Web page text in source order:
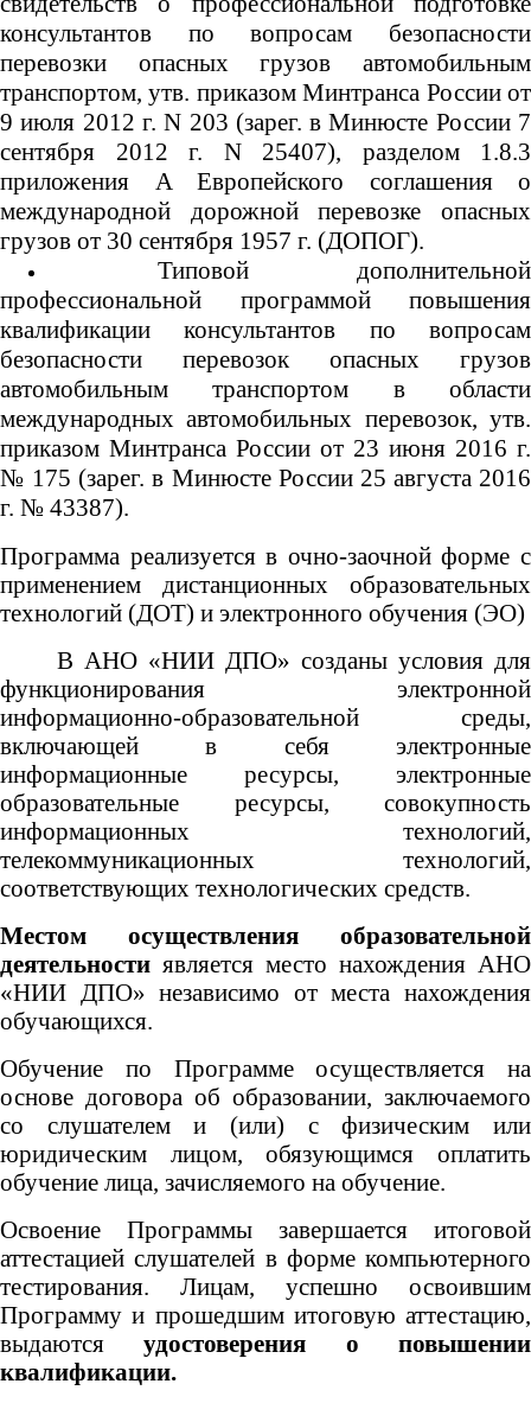
консультантов по вопросам безопасности
перевозки опасных грузов автомобильным
транспортом, утв. приказом Минтранса России от
9 июля 2012 г. N 203 (зарег. в Минюсте России 7
сентября 2012 г. N 25407), разделом 1.8.3
приложения A Европейского соглашения о
международной дорожной перевозке опасных
грузов от 30 сентября 1957 г. (ДОПОГ).
Типовой дополнительной
профессиональной программой повышения
квалификации консультантов по вопросам
безопасности перевозок опасных грузов
автомобильным транспортом в области
международных автомобильных перевозок, утв.
приказом Минтранса России от 23 июня 2016 г.
№ 175 (зарег. в Минюсте России 25 августа 2016
г. № 43387).
Программа реализуется в очно-заочной форме с
применением дистанционных образовательных
технологий (ДОТ) и электронного обучения (ЭО)
В АНО «НИИ ДПО» созданы условия для
функционирования электронной
информационно-образовательной среды,
включающей в себя электронные
информационные ресурсы, электронные
образовательные ресурсы, совокупность
информационных технологий,
телекоммуникационных технологий,
соответствующих технологических средств.
Местом осуществления образовательной
деятельности является место нахождения АНО
«НИИ ДПО» независимо от места нахождения
обучающихся.
Обучение по Программе осуществляется на
основе договора об образовании, заключаемого
со слушателем и (или) с физическим или
юридическим лицом, обязующимся оплатить
обучение лица, зачисляемого на обучение.
Освоение Программы завершается итоговой
аттестацией слушателей в форме компьютерного
тестирования. Лицам, успешно освоившим
Программу и прошедшим итоговую аттестацию,
выдаютсяудостоверения о повышении
квалификации.